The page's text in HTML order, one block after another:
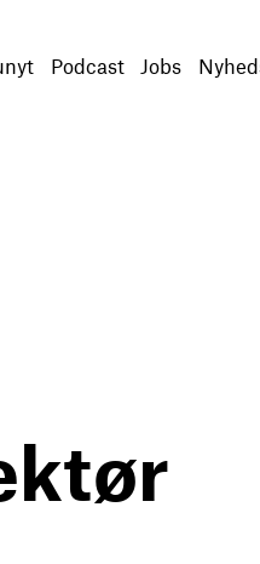
Podcast Jobs